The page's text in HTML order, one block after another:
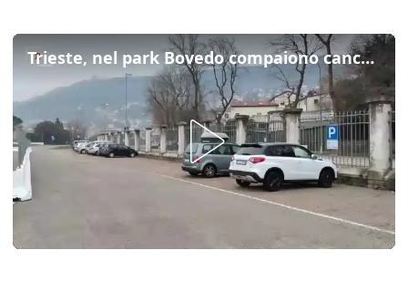
Trieste, nel park Bovedo compaiono cancelli e nuove recinzioni